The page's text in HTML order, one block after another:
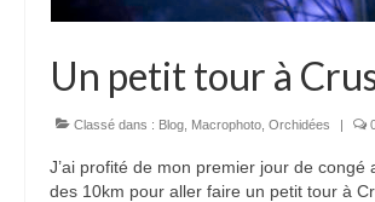
Bugey
Chartreuse
Haut-Languedoc
Jura
Un petit tour à
Classé dans : Blog Macrophoto Orchidées |
J’ai profité de mon premier jour de congé
des 10km pour aller faire un petit tour à